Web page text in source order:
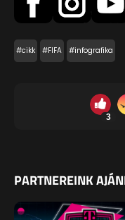
#cikk #FIFA #infografika
3
PARTNEREINK